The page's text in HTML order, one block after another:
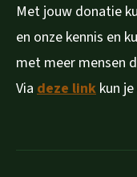
Met jouw donatie
en onze kennis en
met meer mensen
Via deze link kun